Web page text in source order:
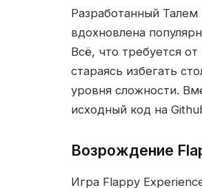
Разработанный
вдохновлена
Всё, что требуется
стараясь избегать
уровня сложности.
исходный код на
Возрождение
Игра Flappy